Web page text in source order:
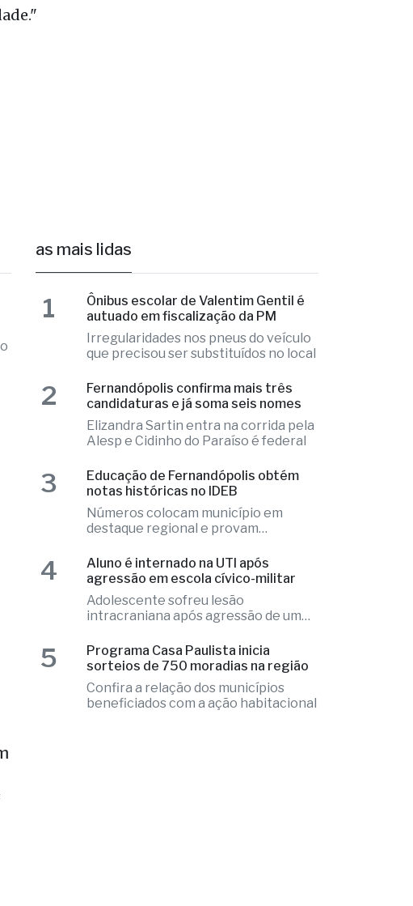
Ônibus escolar de Valentim Gentil é
autuado em fiscalização da PM
que precisou ser substituídos no local
1
Fernandópolis confirma mais três
candidaturas e já soma seis nomes
Alesp e Cidinho do Paraíso é federal
Educação de Fernandópolis obtém
notas históricas no IDEB
destaque regional e provam
excelência
Aluno é internado na UTI após
agressão em escola cívico-militar
intracraniana após agressão de um
colega
Programa Casa Paulista inicia
sorteios de 750 moradias na região
beneficiados com a ação habitacional